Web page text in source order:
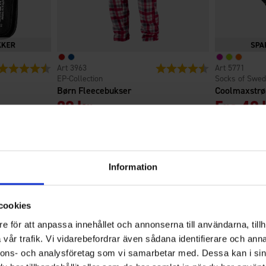
Information
för att anpassa innehållet och annonserna till användarna,
trafik. Vi vidarebefordrar även sådana identifierare och
och analysföretag som vi samarbetar med. Dessa kan i
4.4 ud af 5 stjerner
Børn Fleecebukser
EP-Collection
3963
39 kr.
Vurdering: 4.9 ud af 5 stjerner
Socks of
5771
Fra49
4.3
af
5
stjerner
Baseret på 36 stemmer og 33
anmeldelser